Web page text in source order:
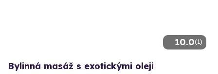
10.0(1)
Bylinná masáž s exotickými oleji